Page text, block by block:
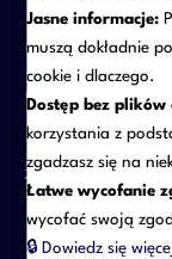
Członkowie
zarówno
Doradzamy
Jasne informacje:
muszą dokładnie
cookie i dlaczego.
Dostęp bez plików
korzystania z
zgadzasz się na
Łatwe wycofanie
wycofać swoją
🔒 Dowiedz się